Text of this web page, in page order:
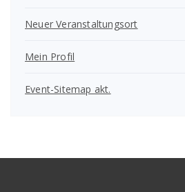
Neuer Veranstaltungsort
Mein Profil
Event-Sitemap akt.